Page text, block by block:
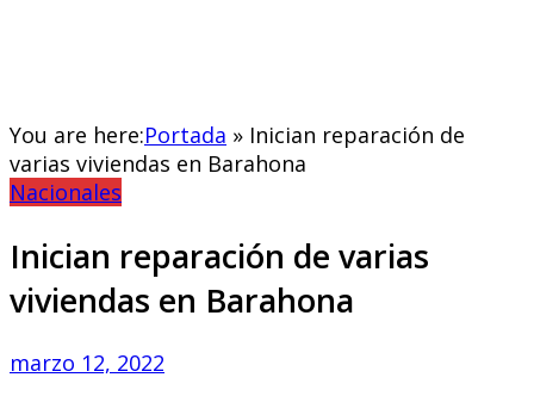
You are here:Portada » Inician reparación de
varias viviendas en Barahona
Nacionales
Inician reparación de varias
viviendas en Barahona
marzo 12, 2022